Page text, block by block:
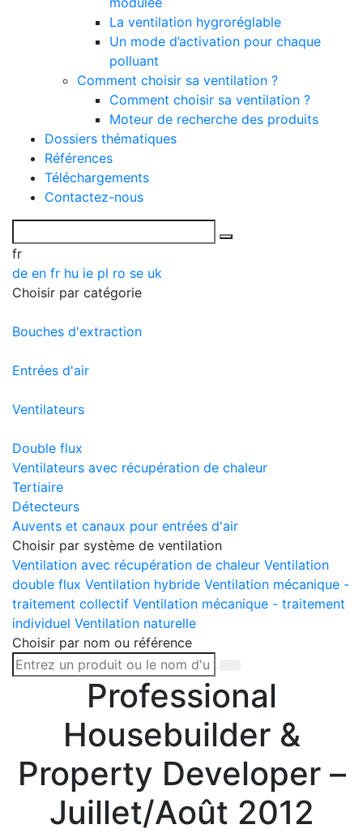
La ventilation hygroréglable
Un mode d’activation pour chaque
polluant
Comment choisir sa ventilation ?
Comment choisir sa ventilation ?
Moteur de recherche des produits
Dossiers thématiques
Références
Téléchargements
Contactez-nous
fr
de en fr hu ie pl ro se uk
Choisir par catégorie
Bouches d'extraction
Entrées d'air
Ventilateurs
Double flux
Ventilateurs avec récupération de chaleur
Tertiaire
Détecteurs
Auvents et canaux pour entrées d'air
Choisir par système de ventilation
Ventilation avec récupération de chaleur Ventilation
double flux Ventilation hybride Ventilation mécanique -
traitement collectif Ventilation mécanique - traitement
individuel Ventilation naturelle
Choisir par nom ou référence
Professional
Housebuilder &
Property Developer –
Juillet/Août 2012